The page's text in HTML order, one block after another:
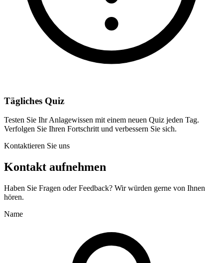
Tägliches Quiz
Testen Sie Ihr Anlagewissen mit einem neuen Quiz jeden Tag.
Verfolgen Sie Ihren Fortschritt und verbessern Sie sich.
Kontaktieren Sie uns
Kontakt aufnehmen
Haben Sie Fragen oder Feedback? Wir würden gerne von Ihnen
hören.
Name